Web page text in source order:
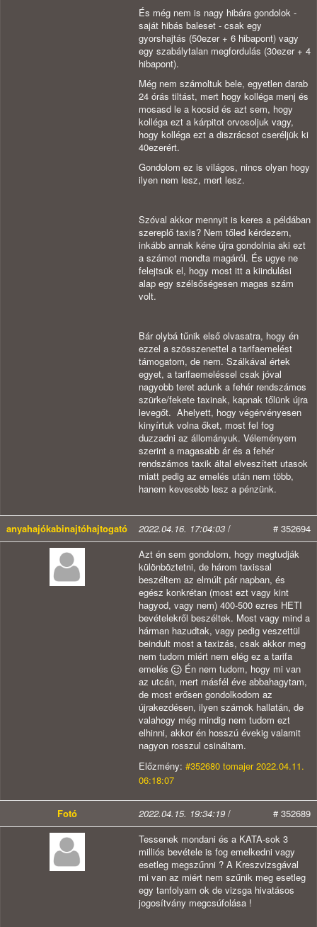
És még nem is nagy hibára gondolok -
saját hibás baleset - csak egy
gyorshajtás (50ezer + 6 hibapont) vagy
egy szabálytalan megfordulás (30ezer + 4
hibapont).
Még nem számoltuk bele, egyetlen darab
24 órás tiltást, mert hogy kolléga menj és
mosasd le a kocsid és azt sem, hogy
kolléga ezt a kárpitot orvosoljuk vagy,
hogy kolléga ezt a diszrácsot cseréljük ki
40ezerért.
Gondolom ez is világos, nincs olyan hogy
ilyen nem lesz, mert lesz.
Szóval akkor mennyit is keres a példában
szereplő taxis? Nem tőled kérdezem,
inkább annak kéne újra gondolnia aki ezt
a számot mondta magáról. És ugye ne
felejtsük el, hogy most itt a kiindulási
alap egy szélsőségesen magas szám
volt.
Bár olybá tűnik első olvasatra, hogy én
ezzel a szösszenettel a tarifaemelést
támogatom, de nem. Szálkával értek
egyet, a tarifaemeléssel csak jóval
nagyobb teret adunk a fehér rendszámos
szürke/fekete taxinak, kapnak tőlünk újra
levegőt. Ahelyett, hogy végérvényesen
kinyírtuk volna őket, most fel fog
duzzadni az állományuk. Véleményem
szerint a magasabb ár és a fehér
rendszámos taxik által elveszített utasok
miatt pedig az emelés után nem több,
hanem kevesebb lesz a pénzünk.
anyahajókabinajtóhajtogató 2022.04.16. 17:04:03 /
# 352694
Azt én sem gondolom, hogy megtudják
különböztetni, de három taxissal
beszéltem az elmúlt pár napban, és
egész konkrétan (most ezt vagy kint
hagyod, vagy nem) 400-500 ezres HETI
bevételekről beszéltek. Most vagy mind a
hárman hazudtak, vagy pedig veszettül
beindult most a taxizás, csak akkor meg
nem tudom miért nem elég ez a tarifa
emelés
Én nem tudom, hogy mi van
az utcán, mert másfél éve abbahagytam,
de most erősen gondolkodom az
újrakezdésen, ilyen számok hallatán, de
valahogy még mindig nem tudom ezt
elhinni, akkor én hosszú évekig valamit
nagyon rosszul csináltam.
Előzmény: #352680 tomajer 2022.04.11.
06:18:07
Fotó 2022.04.15. 19:34:19 /
# 352689
Tessenek mondani és a KATA-sok 3
milliós bevétele is fog emelkedni vagy
esetleg megszűnni ? A Kreszvizsgával
mi van az miért nem szűnik meg esetleg
egy tanfolyam ok de vizsga hivatásos
jogosítvány megcsúfolása !